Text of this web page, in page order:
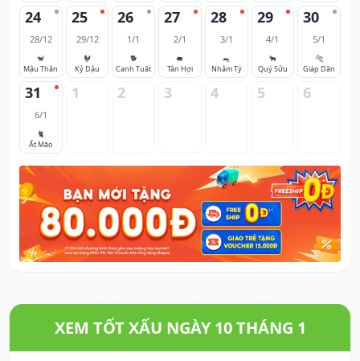
24
28/12
🐒
Mậu Thân
25
29/12
🐓
Kỷ Dậu
26
1/1
🐕
Canh Tuất
27
2/1
🐖
Tân Hợi
28
3/1
🐀
Nhâm Tý
29
4/1
🐂
Quý Sửu
30
5/1
🐅
Giáp Dần
31
6/1
🐈
Ất Mão
1 2 3 4 5 6
XEM TỐT XẤU NGÀY 10 THÁNG 1